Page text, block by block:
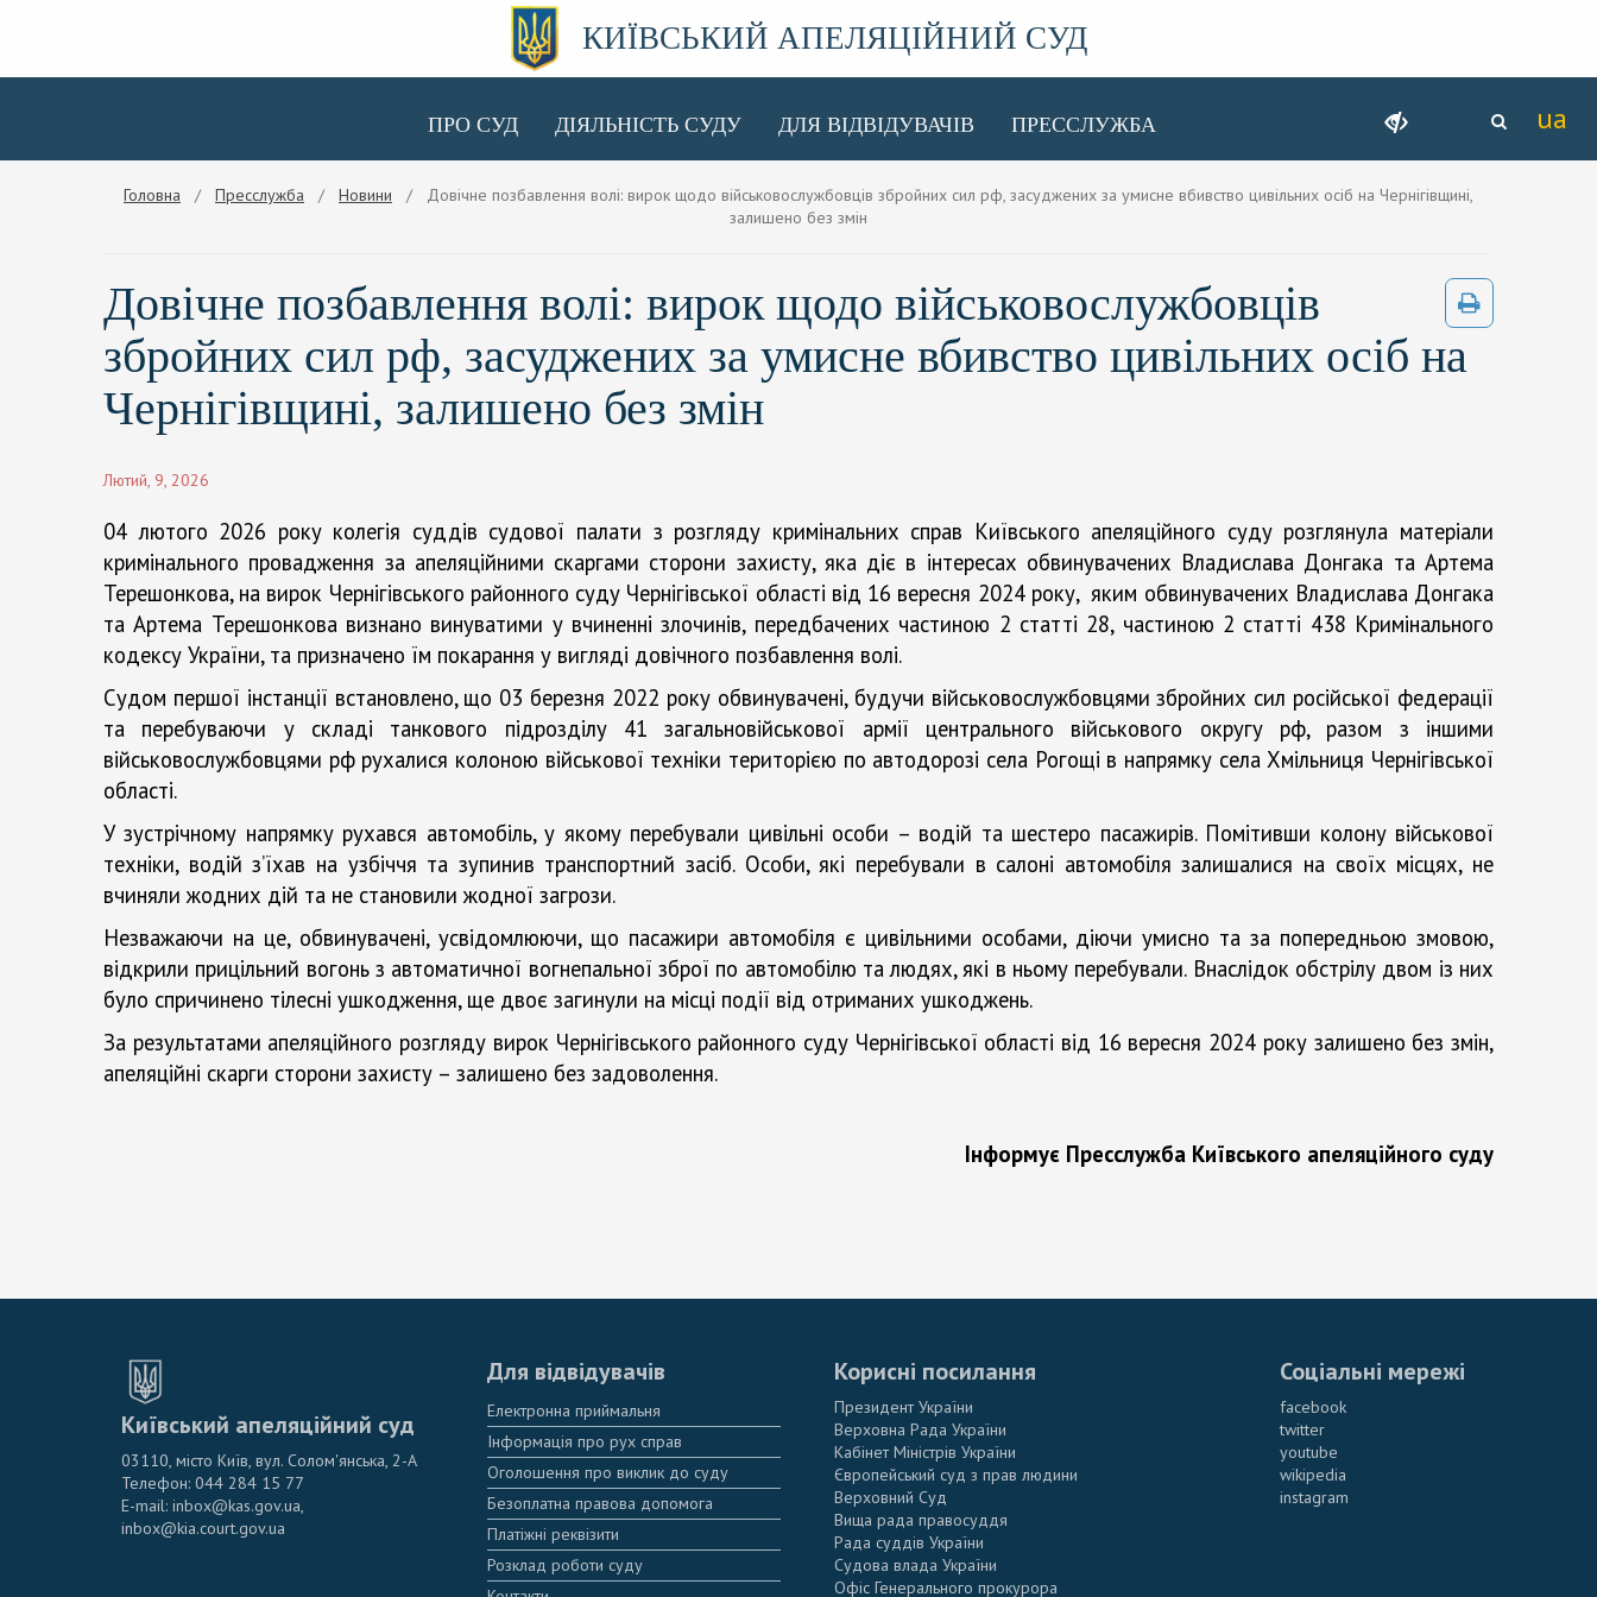
КИЇВСЬКИЙ АПЕЛЯЦІЙНИЙ СУД
ПРО СУД ДІЯЛЬНІСТЬ СУДУ ДЛЯ ВІДВІДУВАЧІВ ПРЕССЛУЖБА
Головна / Пресслужба / Новини / Довічне позбавлення волі: вирок щодо військовослужбовців збройних сил рф, засуджених за умисне вбивство цивільних осіб на Чернігівщині,
залишено без змін
Довічне позбавлення волі: вирок щодо військовослужбовців
збройних сил рф, засуджених за умисне вбивство цивільних осіб на
Чернігівщині, залишено без змін
Лютий, 9, 2026
04 лютого 2026 року колегія суддів судової палати з розгляду кримінальних справ Київського апеляційного суду розглянула матеріали
кримінального провадження за апеляційними скаргами сторони захисту, яка діє в інтересах обвинувачених Владислава Донгака та Артема
Терешонкова, на вирок Чернігівського районного суду Чернігівської області від 16 вересня 2024 року, яким обвинувачених Владислава Донгака
та Артема Терешонкова визнано винуватими у вчиненні злочинів, передбачених частиною 2 статті 28, частиною 2 статті 438 Кримінального
кодексу України, та призначено їм покарання у вигляді довічного позбавлення волі.
Судом першої інстанції встановлено, що 03 березня 2022 року обвинувачені, будучи військовослужбовцями збройних сил російської федерації
та перебуваючи у складі танкового підрозділу 41 загальновійськової армії центрального військового округу рф, разом з іншими
військовослужбовцями рф рухалися колоною військової техніки територією по автодорозі села Рогощі в напрямку села Хмільниця Чернігівської
області.
У зустрічному напрямку рухався автомобіль, у якому перебували цивільні особи – водій та шестеро пасажирів. Помітивши колону військової
техніки, водій з’їхав на узбіччя та зупинив транспортний засіб. Особи, які перебували в салоні автомобіля залишалися на своїх місцях, не
вчиняли жодних дій та не становили жодної загрози.
Незважаючи на це, обвинувачені, усвідомлюючи, що пасажири автомобіля є цивільними особами, діючи умисно та за попередньою змовою,
відкрили прицільний вогонь з автоматичної вогнепальної зброї по автомобілю та людях, які в ньому перебували. Внаслідок обстрілу двом із них
було спричинено тілесні ушкодження, ще двоє загинули на місці події від отриманих ушкоджень.
За результатами апеляційного розгляду вирок Чернігівського районного суду Чернігівської області від 16 вересня 2024 року залишено без змін,
апеляційні скарги сторони захисту – залишено без задоволення.
Інформує Пресслужба Київського апеляційного суду
Київський апеляційний суд
03110, місто Київ, вул. Солом'янська, 2-А
Телефон: 044 284 15 77
E-mail: inbox@kas.gov.ua,
inbox@kia.court.gov.ua
Для відвідувачів
Електронна приймальня
Інформація про рух справ
Оголошення про виклик до суду
Безоплатна правова допомога
Платіжні реквізити
Розклад роботи суду
Корисні посилання
Президент України
Верховна Рада України
Кабінет Міністрів України
Європейський суд з прав людини
Верховний Суд
Вища рада правосуддя
Рада суддів України
Судова влада України
Офіс Генерального прокурора
Соціальні мережі
facebook
twitter
youtube
wikipedia
instagram